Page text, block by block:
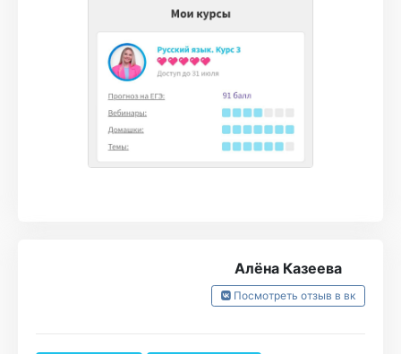
моим прогнозом баллов в личном кабинете)
Хочу ещё раз поблагодарить Ви за
прекрасные вебинары и невероятный заряд
энергии и мотивации! ❤‍🔥
Алёна Казеева
Посмотреть отзыв в вк